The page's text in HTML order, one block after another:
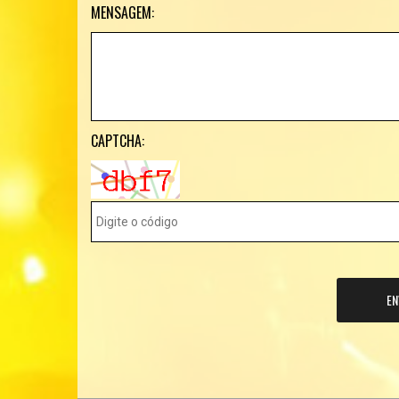
MENSAGEM:
CAPTCHA: